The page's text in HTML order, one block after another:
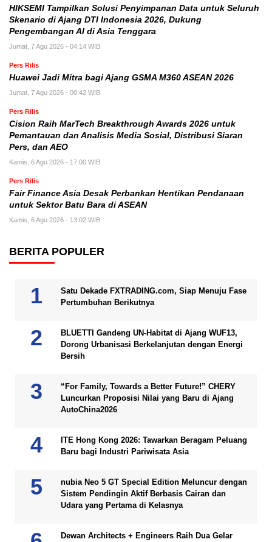
HIKSEMI Tampilkan Solusi Penyimpanan Data untuk Seluruh
Skenario di Ajang DTI Indonesia 2026, Dukung
Pengembangan AI di Asia Tenggara
Jumat, 7 Agu 2026 - 04:14 WIB
Pers Rilis
Huawei Jadi Mitra bagi Ajang GSMA M360 ASEAN 2026
Jumat, 7 Agu 2026 - 00:42 WIB
Pers Rilis
Cision Raih MarTech Breakthrough Awards 2026 untuk
Pemantauan dan Analisis Media Sosial, Distribusi Siaran
Pers, dan AEO
Kamis, 6 Agu 2026 - 17:00 WIB
Pers Rilis
Fair Finance Asia Desak Perbankan Hentikan Pendanaan
untuk Sektor Batu Bara di ASEAN
Kamis, 6 Agu 2026 - 13:02 WIB
BERITA POPULER
Satu Dekade FXTRADING.com, Siap Menuju Fase
Pertumbuhan Berikutnya
BLUETTI Gandeng UN-Habitat di Ajang WUF13,
Dorong Urbanisasi Berkelanjutan dengan Energi
Bersih
“For Family, Towards a Better Future!” CHERY
Luncurkan Proposisi Nilai yang Baru di Ajang
AutoChina2026
ITE Hong Kong 2026: Tawarkan Beragam Peluang
Baru bagi Industri Pariwisata Asia
nubia Neo 5 GT Special Edition Meluncur dengan
Sistem Pendingin Aktif Berbasis Cairan dan
Udara yang Pertama di Kelasnya
Dewan Architects + Engineers Raih Dua Gelar